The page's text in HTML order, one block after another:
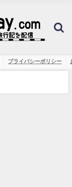
プライバシーポリシー